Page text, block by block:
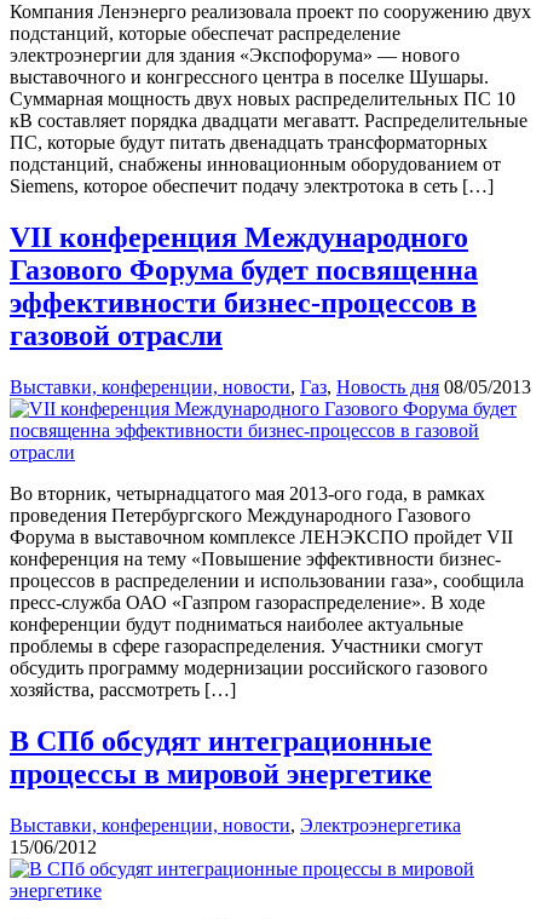
Компания Ленэнерго реализовала проект по сооружению двух
подстанций, которые обеспечат распределение
электроэнергии для здания «Экспофорума» — нового
выставочного и конгрессного центра в поселке Шушары.
Суммарная мощность двух новых распределительных ПС 10
кВ составляет порядка двадцати мегаватт. Распределительные
ПС, которые будут питать двенадцать трансформаторных
подстанций, снабжены инновационным оборудованием от
Siemens, которое обеспечит подачу электротока в сеть […]
VII конференция Международного
Газового Форума будет посвященна
эффективности бизнес-процессов в
газовой отрасли
Выставки, конференции, новости, Газ, Новость дня 08/05/2013
Во вторник, четырнадцатого мая 2013-ого года, в рамках
проведения Петербургского Международного Газового
Форума в выставочном комплексе ЛЕНЭКСПО пройдет VII
конференция на тему «Повышение эффективности бизнес-
процессов в распределении и использовании газа», сообщила
пресс-служба ОАО «Газпром газораспределение». В ходе
конференции будут подниматься наиболее актуальные
проблемы в сфере газораспределения. Участники смогут
обсудить программу модернизации российского газового
хозяйства, рассмотреть […]
В СПб обсудят интеграционные
процессы в мировой энергетике
Выставки, конференции, новости, Электроэнергетика
15/06/2012